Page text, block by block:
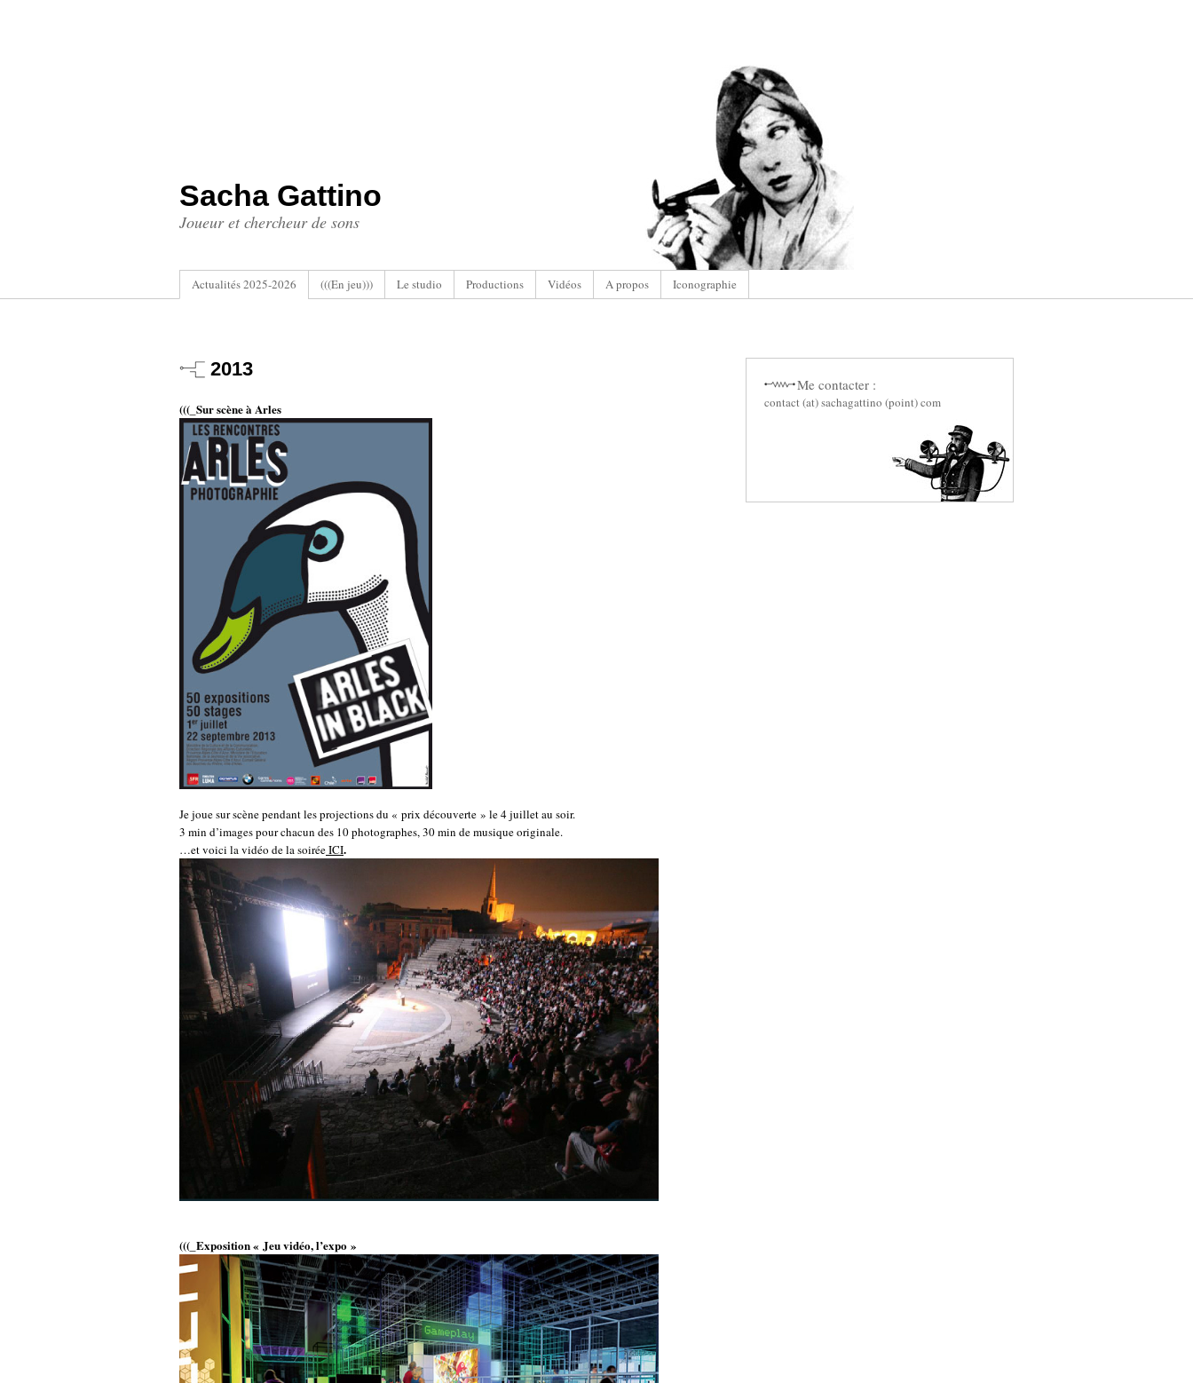
Sacha Gattino
Joueur et chercheur de sons
Actualités 2025-2026 (((En jeu))) Le studio Productions Vidéos A propos Iconographie
2013
(((_Sur scèneà Arles
Je joue sur scène pendant les projections du « prix découverte » le 4 juillet au soir.
3 min d’images pour chacun des 10 photographes, 30 min de musique originale.
…et voici la vidéo de la soiréeICI.
(((_Exposition « Jeu vidéo, l’expo »
Me contacter :
contact (at) sachagattino (point) com